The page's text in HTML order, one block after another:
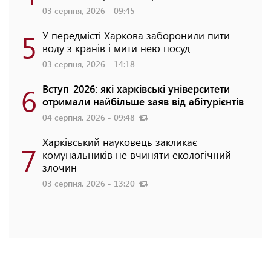
03 серпня, 2026 - 09:45
5 У передмісті Харкова заборонили пити
воду з кранів і мити нею посуд
03 серпня, 2026 - 14:18
6 Вступ-2026: які харківські університети
отримали найбільше заяв від абітурієнтів
04 серпня, 2026 - 09:48
7 Харківський науковець закликає
комунальників не вчиняти екологічний
злочин
03 серпня, 2026 - 13:20